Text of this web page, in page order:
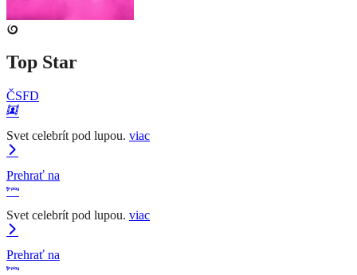
Top Star
ČSFD
Svet celebrít pod lupou. viac
Prehrať na
Svet celebrít pod lupou. viac
Prehrať na